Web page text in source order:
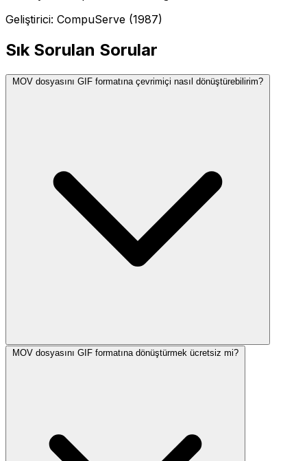
Geliştirici: CompuServe (1987)
Sık Sorulan Sorular
MOV dosyasını GIF formatına çevrimiçi nasıl dönüştürebilirim?
MOV dosyasını GIF formatına dönüştürmek ücretsiz mi?